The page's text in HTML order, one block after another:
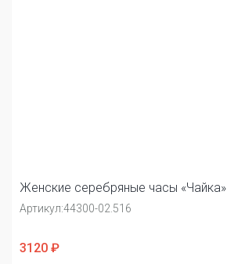
Женские серебряные часы «Чайка»
Артикул:44300-02.516
3120 ₽